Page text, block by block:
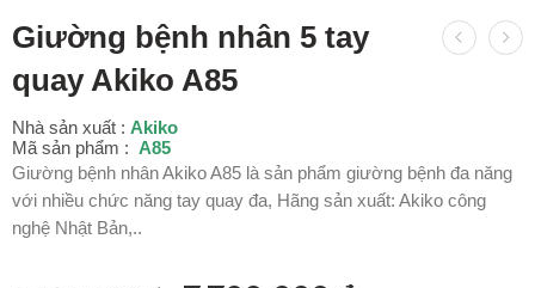
Giường bệnh nhân 5 tay
quay Akiko A85
Nhà sản xuất : Akiko
Mã sản phẩm : A85
Giường bệnh nhân Akiko A85 là sản phẩm giường bệnh đa năng
với nhiều chức năng tay quay đa, Hãng sản xuất: Akiko công
nghệ Nhật Bản,..